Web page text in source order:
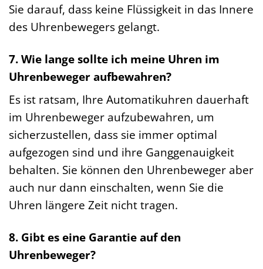
Sie darauf, dass keine Flüssigkeit in das Innere
des Uhrenbewegers gelangt.
7. Wie lange sollte ich meine Uhren im
Uhrenbeweger aufbewahren?
Es ist ratsam, Ihre Automatikuhren dauerhaft
im Uhrenbeweger aufzubewahren, um
sicherzustellen, dass sie immer optimal
aufgezogen sind und ihre Ganggenauigkeit
behalten. Sie können den Uhrenbeweger aber
auch nur dann einschalten, wenn Sie die
Uhren längere Zeit nicht tragen.
8. Gibt es eine Garantie auf den
Uhrenbeweger?